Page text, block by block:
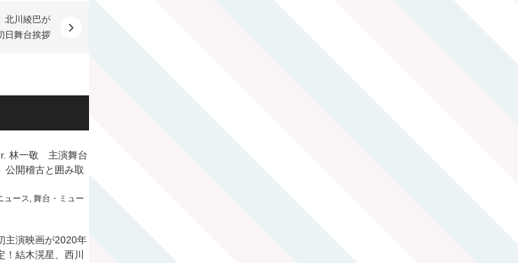
北川綾巴が
日舞台挨拶
林一敬 主演舞台
公開稽古と囲み取
ュース, 舞台・ミュー
主演映画が2020年
！結木滉星、西川